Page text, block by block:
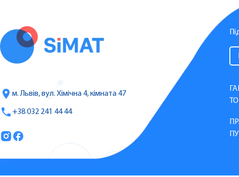
м. Львів, вул. Хімічна 4, кімната 47
+38 032 241 44 44